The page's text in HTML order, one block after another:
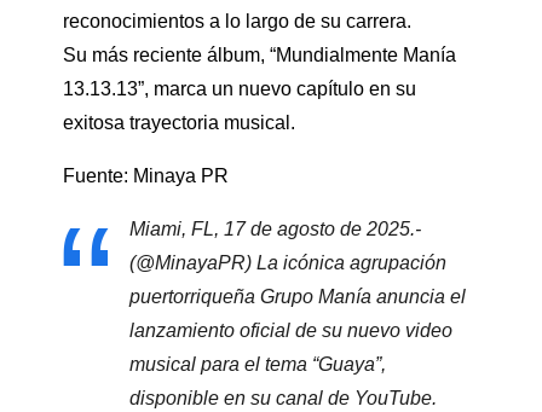
reconocimientos a lo largo de su carrera.
Su más reciente álbum, “Mundialmente Manía
13.13.13”, marca un nuevo capítulo en su
exitosa trayectoria musical.
Fuente: Minaya PR
Miami, FL, 17 de agosto de 2025.-
(@MinayaPR) La icónica agrupación
puertorriqueña Grupo Manía anuncia el
lanzamiento oficial de su nuevo video
musical para el tema “Guaya”,
disponible en su canal de YouTube.